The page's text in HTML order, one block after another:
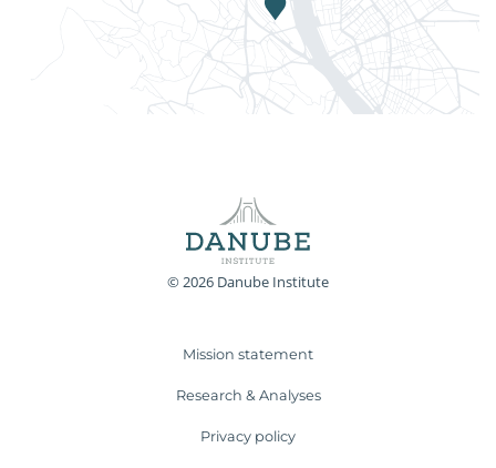
© 2026 Danube Institute
Mission statement
Research & Analyses
Privacy policy